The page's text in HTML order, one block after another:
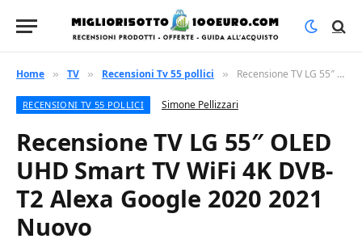
Home » TV » Recensioni Tv 55 pollici » Recensione TV LG 55″ OLED UHD Smart TV WiFi 4K DVB-T2 Alexa Google 2020 2021 Nuovo
RECENSIONI TV 55 POLLICI Simone Pellizzari
Recensione TV LG 55″ OLED
UHD Smart TV WiFi 4K DVB-
T2 Alexa Google 2020 2021
Nuovo